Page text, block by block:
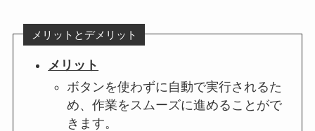
メリットとデメリット
メリット
ボタンを使わずに自動で実行されるた
め、作業をスムーズに進めることがで
きます。